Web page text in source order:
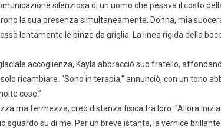
silenziosa di un uomo che pesava il costo
la sua presenza simultaneamente. Donna, mia
lentamente le pinze da griglia. La linea rigida della
accoglienza, Kayla abbracciò suo fratello,
ricambiare. “Sono in terapia,” annunciò, con un tono
cose.”
ma fermezza, creò distanza fisica tra loro. “Allora inizia
sguardo su di me. Per un breve istante, la vernice